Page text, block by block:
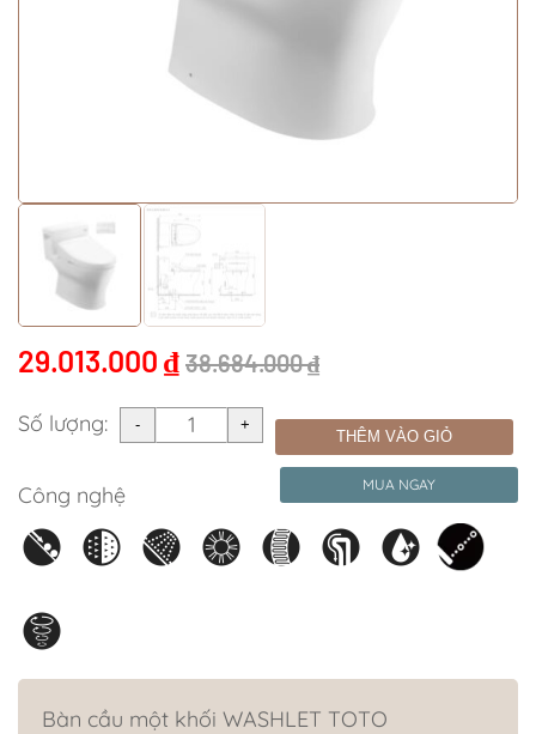
29.013.000 ₫ 38.684.000₫
Số lượng: THÊM VÀO GIỎ
MUA NGAY
Công nghệ
Bàn cầu một khối WASHLET TOTO